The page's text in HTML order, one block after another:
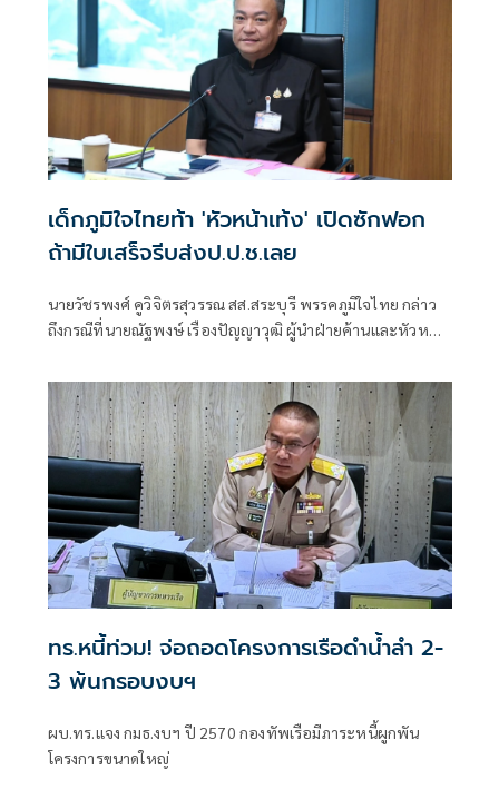
เด็กภูมิใจไทยท้า 'หัวหน้าเท้ง' เปิดซักฟอก
ถ้ามีใบเสร็จรีบส่งป.ป.ช.เลย
นายวัชรพงศ์ คูวิจิตรสุวรรณ สส.สระบุรี พรรคภูมิใจไทย กล่าว
ถึงกรณีที่นายณัฐพงษ์ เรืองปัญญาวุฒิ ผู้นำฝ่ายค้านและหัวหน้า
ทร.หนี้ท่วม! จ่อถอดโครงการเรือดำน้ำลำ 2-
3 พ้นกรอบงบฯ
ผบ.ทร.แจง กมธ.งบฯ ปี 2570 กองทัพเรือมีภาระหนี้ผูกพัน
โครงการขนาดใหญ่